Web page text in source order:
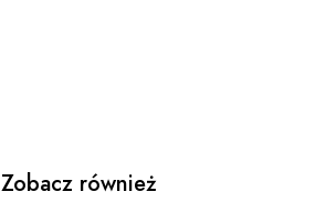
Zobacz również